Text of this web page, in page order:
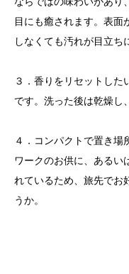
目にも癒されます。表
しなくても汚れが目立ち
３．香りをリセットし
です。洗った後は乾燥し
４．コンパクトで置き場
ワークのお供に、あるい
れているため、旅先でお
うか。